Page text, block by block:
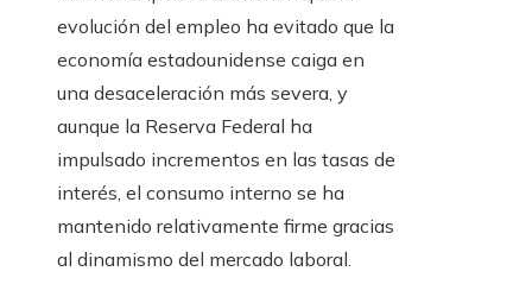
evolución del empleo ha evitado que la
economía estadounidense caiga en
una desaceleración más severa, y
aunque la Reserva Federal ha
impulsado incrementos en las tasas de
interés, el consumo interno se ha
mantenido relativamente firme gracias
al dinamismo del mercado laboral.